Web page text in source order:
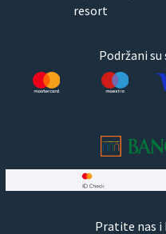
resort
Podržani
Pratite nas i